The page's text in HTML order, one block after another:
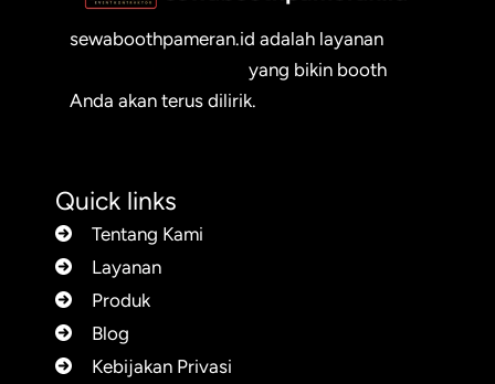
sewaboothpameran.id adalah layanan
yang bikin booth
Anda akan terus dilirik.
Quick links
Tentang Kami
Layanan
Produk
Blog
Kebijakan Privasi